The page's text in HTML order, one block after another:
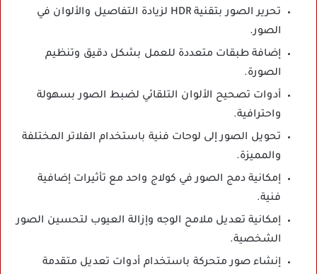
تحرير الصور بتقنية HDR لزيادة التفاصيل والألوان في
الصور.
إضافة طبقات متعددة للعمل بشكل دقيق وتنظيم
الصورة.
أدوات تصحيح الألوان التلقائي لضبط الصور بسهولة
واحترافية.
تحويل الصور إلى لوحات فنية باستخدام الفلاتر المختلفة
والمميزة.
إمكانية دمج الصور في كولاج واحد مع تأثيرات إضافية
فنية.
إمكانية تعديل ملامح الوجه وإزالة العيوب لتحسين الصور
الشخصية.
إنشاء صور متحركة باستخدام أدوات تعديل متقدمة